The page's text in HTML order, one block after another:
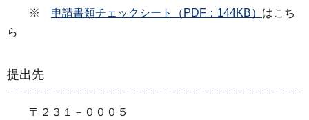
※ 申請書類チェックシート（PDF：144KB） はこち
ら
提出先
〒２３１－０００５